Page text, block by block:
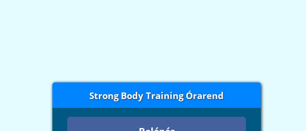
Strong Body Training Órarend